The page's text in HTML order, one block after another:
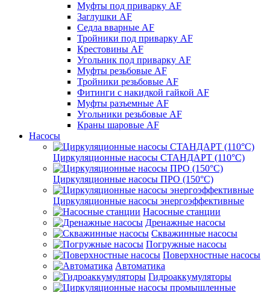
Муфты под приварку AF
Заглушки AF
Седла вварные AF
Тройники под приварку AF
Крестовины AF
Угольник под приварку AF
Муфты резьбовые AF
Тройники резьбовые AF
Фитинги с накидкой гайкой AF
Муфты разъемные AF
Угольники резьбовые AF
Краны шаровые AF
Насосы
Циркуляционные насосы СТАНДАРТ (110°C)
Циркуляционные насосы ПРО (150°C)
Циркуляционные насосы энергоэффективные
Насосные станции
Дренажные насосы
Скважинные насосы
Погружные насосы
Поверхностные насосы
Автоматика
Гидроаккумуляторы